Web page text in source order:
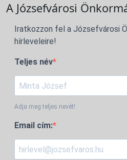
A Józsefvárosi
Iratkozzon fel a Józsefvárosi
hírleveleire!
Teljes név
Adja meg teljes nevét!
Email cím: